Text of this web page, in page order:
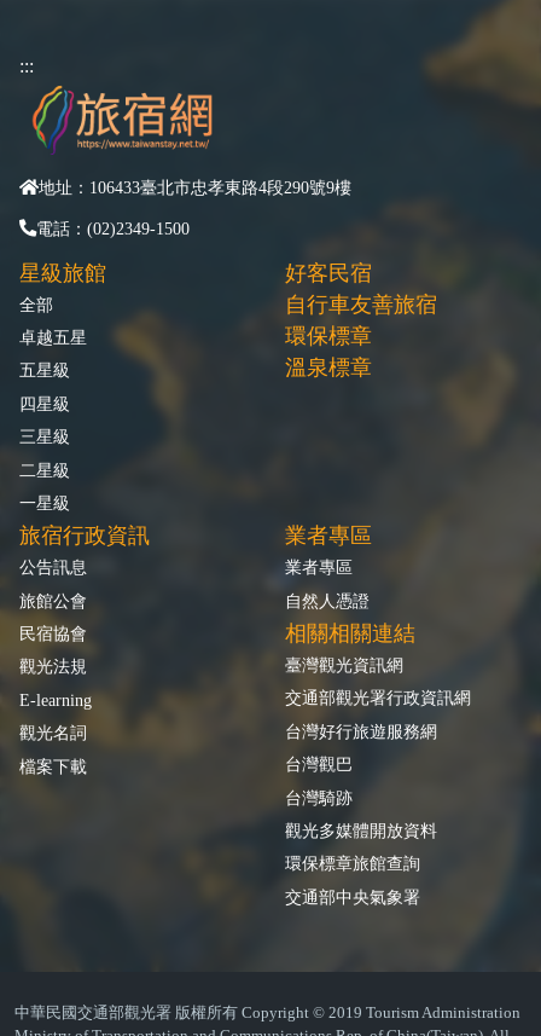
:::
地址：106433臺北市忠孝東路4段290號9樓
電話：(02)2349-1500
星級旅館
全部
卓越五星
五星級
四星級
三星級
二星級
一星級
好客民宿
自行車友善旅宿
環保標章
溫泉標章
旅宿行政資訊
公告訊息
旅館公會
民宿協會
觀光法規
E-learning
觀光名詞
檔案下載
業者專區
業者專區
自然人憑證
相關相關連結
臺灣觀光資訊網
交通部觀光署行政資訊網
台灣好行旅遊服務網
台灣觀巴
台灣騎跡
觀光多媒體開放資料
環保標章旅館查詢
交通部中央氣象署
中華民國交通部觀光署 版權所有 Copyright © 2019 Tourism Administration